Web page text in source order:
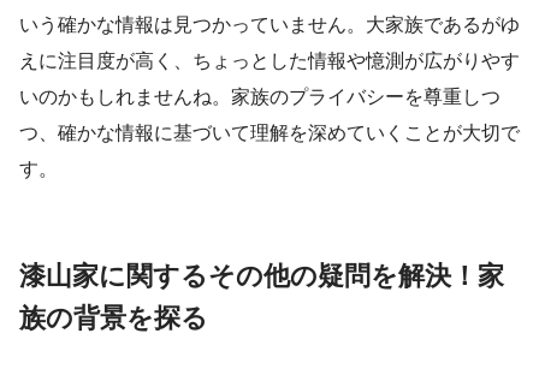
いう確かな情報は見つかっていません。大家族であるがゆ
えに注目度が高く、ちょっとした情報や憶測が広がりやす
いのかもしれませんね。家族のプライバシーを尊重しつ
つ、確かな情報に基づいて理解を深めていくことが大切で
す。
漆山家に関するその他の疑問を解決！家
族の背景を探る